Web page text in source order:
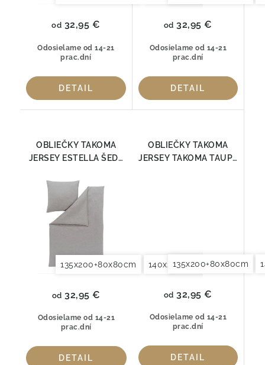
Odosielame od 14-21
prac.dní
od 32,95 €
DETAIL
Odosielame od 14-21
prac.dní
od 32,95 €
DETAIL
OBLIEČKY TAKOMA
JERSEY ESTELLA ŠEDÁ
135x200+80x80cm 140x200+70x90cm
Odosielame od 14-21
prac.dní
od 32,95 €
DETAIL
OBLIEČKY TAKOMA
JERSEY TAKOMA TAUPE
135x200+80x80cm
Odosielame od 14-21
prac.dní
od 32,95 €
DETAIL